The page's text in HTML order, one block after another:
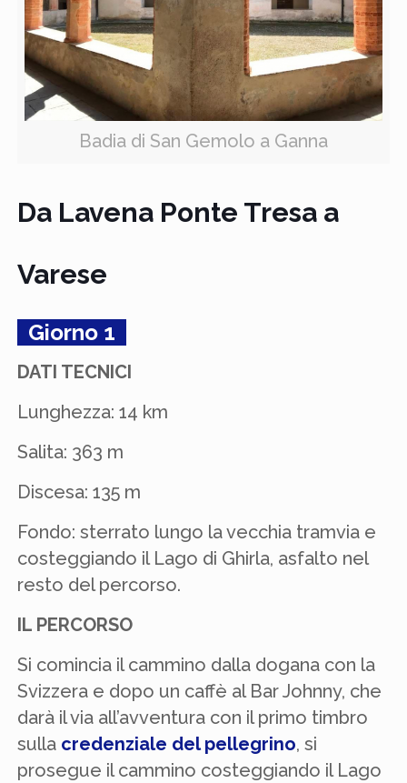
Badia di San Gemolo a Ganna
Da Lavena Ponte Tresa a
Varese
Giorno 1
DATI TECNICI
Lunghezza: 14 km
Salita: 363 m
Discesa: 135 m
Fondo: sterrato lungo la vecchia tramvia e
costeggiando il Lago di Ghirla, asfalto nel
resto del percorso.
IL PERCORSO
Si comincia il cammino dalla dogana con la
Svizzera e dopo un caffè al Bar Johnny, che
darà il via all’avventura con il primo timbro
sulla credenziale del pellegrino, si
prosegue il cammino costeggiando il Lago